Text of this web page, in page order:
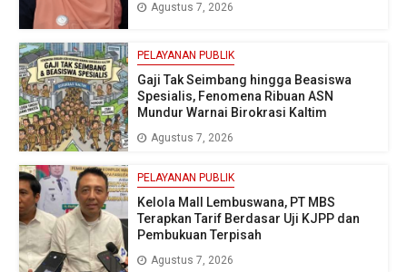
Agustus 7, 2026
PELAYANAN PUBLIK
Gaji Tak Seimbang hingga Beasiswa
Spesialis, Fenomena Ribuan ASN
Mundur Warnai Birokrasi Kaltim
Agustus 7, 2026
PELAYANAN PUBLIK
Kelola Mall Lembuswana, PT MBS
Terapkan Tarif Berdasar Uji KJPP dan
Pembukuan Terpisah
Agustus 7, 2026